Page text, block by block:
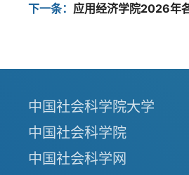
下一条： 应用经济学院2026年
中国社会科学院大学
中国社会科学院
中国社会科学网